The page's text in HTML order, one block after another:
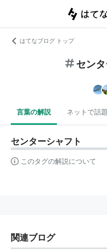
はてなブログ トップ
セン
言葉の解説 ネットで話題
センターシャフト
このタグの解説について
関連ブログ